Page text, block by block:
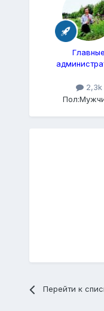
Главные
2,3k
Пол:
Перейти к